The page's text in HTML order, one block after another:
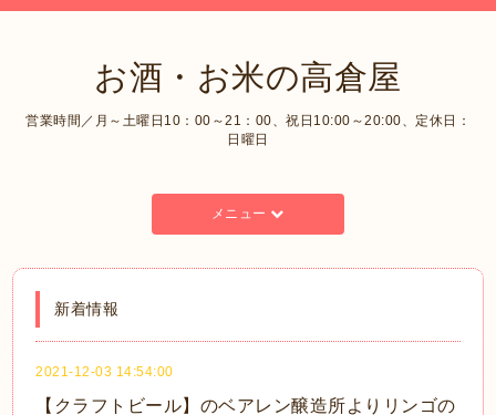
お酒・お米の高倉屋
営業時間／月～土曜日10：00～21：00、祝日10:00～20:00、定休日：
日曜日
メニュー
新着情報
2021-12-03 14:54:00
【クラフトビール】のベアレン醸造所よりリンゴの